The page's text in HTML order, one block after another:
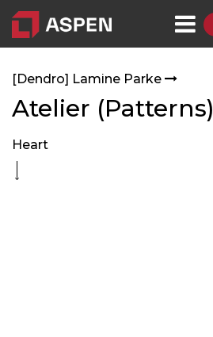
[Dendro] Lamine Parke
Atelier (Patterns)
Heart